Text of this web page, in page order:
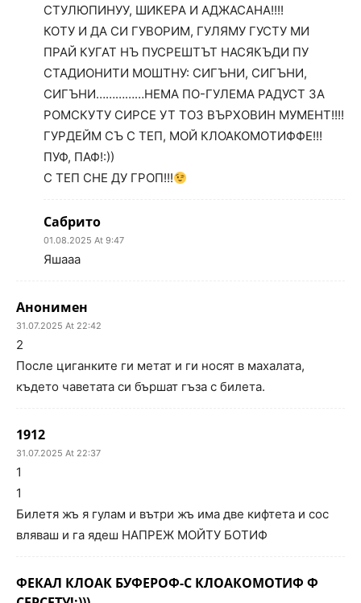
СТУЛЮПИНУУ, ШИКЕРА И АДЖАСАНА!!!!
КОТУ И ДА СИ ГУВОРИМ, ГУЛЯМУ ГУСТУ МИ
ПРАЙ КУГАТ НЪ ПУСРЕШТЪТ НАСЯКЪДИ ПУ
СТАДИОНИТИ МОШТНУ: СИГЪНИ, СИГЪНИ,
СИГЪНИ……………НЕМА ПО-ГУЛЕМА РАДУСТ ЗА
РОМСКУТУ СИРСЕ УТ ТОЗ ВЪРХОВИН МУМЕНТ!!!!
ГУРДЕЙМ СЪ С ТЕП, МОЙ КЛОАКОМОТИФФЕ!!!
ПУФ, ПАФ!:))
С ТЕП СНЕ ДУ ГРОП!!!
Сабрито
01.08.2025 At 9:47
Яшааа
Анонимен
31.07.2025 At 22:42
2
После циганките ги метат и ги носят в махалата,
където чаветата си бършат гъза с билета.
1912
31.07.2025 At 22:37
1
1
Билетя жъ я гулам и вътри жъ има две кифтета и сос
вляваш и га ядеш НАПРЕЖ МОЙТУ БОТИФ
ФЕКАЛ КЛОАК БУФЕРОФ-С КЛОАКОМОТИФ Ф